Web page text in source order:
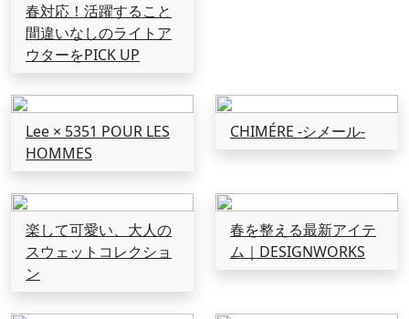
春対応！活躍すること
間違いなしのライトア
ウターをPICK UP
Lee × 5351 POUR LES
HOMMES
CHIMÉRE -シメール-
楽して可愛い、大人の
スウェットコレクショ
ン
春を整える最新アイテ
ム｜DESIGNWORKS